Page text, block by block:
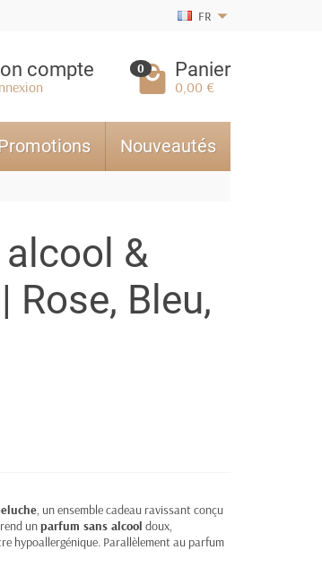
FR
compte 0 Panier
0,00 €
Nouveautés
&
Rose, Bleu,
, un ensemble cadeau ravissant conçu
unparfum sans alcool doux,
hypoallergénique. Parallèlement au parfum